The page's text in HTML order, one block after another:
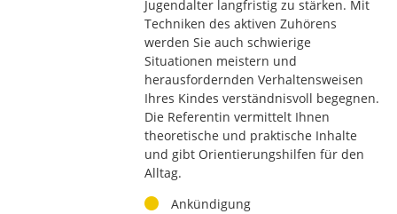
Jugendalter langfristig zu stärken. Mit
Techniken des aktiven Zuhörens
werden Sie auch schwierige
Situationen meistern und
herausfordernden Verhaltensweisen
Ihres Kindes verständnisvoll begegnen.
Die Referentin vermittelt Ihnen
theoretische und praktische Inhalte
und gibt Orientierungshilfen für den
Alltag.
StatusAnkündigung